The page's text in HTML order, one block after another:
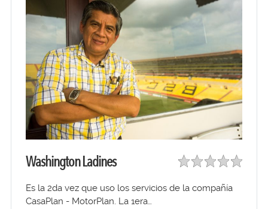
Washington Ladines
Es la 2da vez que uso los servicios de la compañía
CasaPlan - MotorPlan. La 1era…